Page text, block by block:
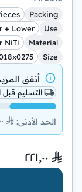
Packing
Use
+ Lower
Material
NiTi
Size
أنفق
التسليم قبل
الحد الأدنى:
٢٢١٫٠٠